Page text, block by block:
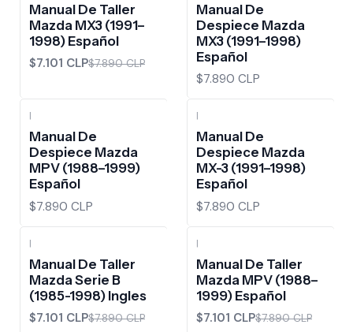
Manual De Taller
Mazda MX3 (1991–
1998) Español
$7.101 CLP$7.890 CLP
Manual De
Despiece Mazda
MX3 (1991–1998)
Español
$7.890 CLP
|
Manual De
Despiece Mazda
MPV (1988–1999)
Español
$7.890 CLP
|
Manual De
Despiece Mazda
MX-3 (1991–1998)
Español
$7.890 CLP
|
Manual De Taller
Mazda Serie B
(1985-1998) Ingles
$7.101 CLP$7.890 CLP
|
Manual De Taller
Mazda MPV (1988–
1999) Español
$7.101 CLP$7.890 CLP